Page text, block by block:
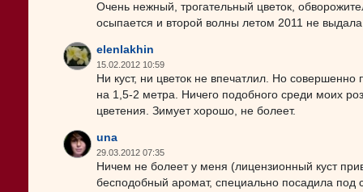
Очень нежный, трогательный цветок,
осыпается и второй волны летом 2011 не
elenlakhin
15.02.2012 10:59
Ни куст, ни цветок не впечатлил. Но
на 1,5-2 метра. Ничего подобного среди моих
цветения. Зимует хорошо, не болеет.
una
29.03.2012 07:35
Ничем не болеет у меня (лицензионный куст
бесподобный аромат, специально посадила под